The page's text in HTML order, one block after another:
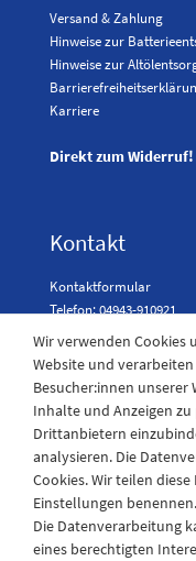
Versand & Zahlung
Hinweise zur
Hinweise zur
Karriere
Direkt zum Widerruf!
Kontakt
Kontaktformular
Telefon: 04943-910921
Laden
Montag - Freitag
08:30 - 12:30 und
Samstags
08:30 bis 12:30 Uhr
Wir verwenden Cookies
Website und
Besucher:innen unserer
Inhalte und Anzeigen
Drittanbietern
analysieren. Die
Cookies. Wir teilen
Einstellungen benennen.
Die Datenverarbeitung
eines berechtigten